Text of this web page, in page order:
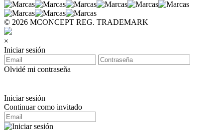
© 2026 MCONCEPT REG. TRADEMARK
×
Iniciar sesión
Olvidé mi contraseña
Iniciar sesión
Continuar como invitado